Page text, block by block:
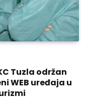
Tuzla održan
WEB uređaja u